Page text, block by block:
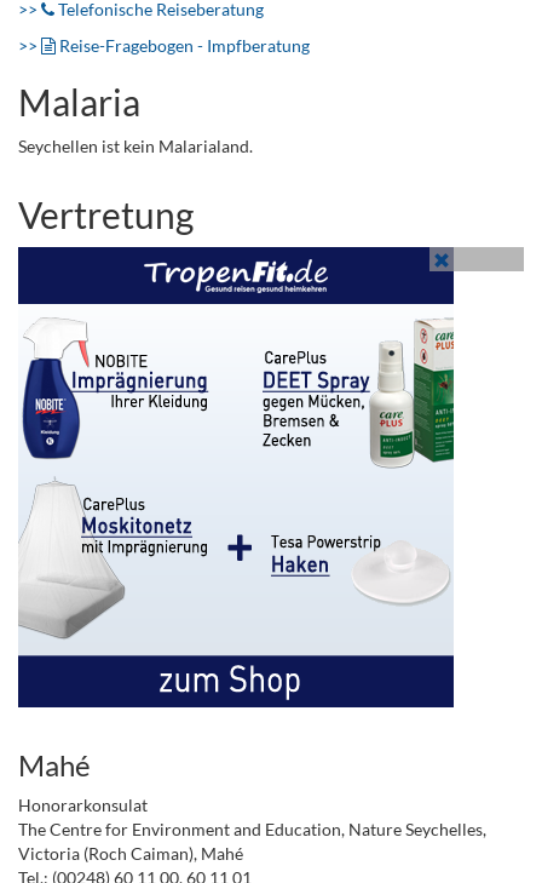
>>
Telefonische Reiseberatung
>>
Reise-Fragebogen - Impfberatung
Malaria
Seychellen ist kein Malarialand.
Vertretung
Mahé
Honorarkonsulat
The Centre for Environment and Education, Nature Seychelles,
Victoria (Roch Caiman), Mahé
Tel.: (00248) 60 11 00, 60 11 01